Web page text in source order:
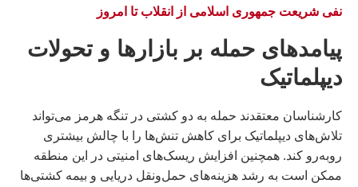
نفی شریعت جمهوری اسلامی از انقلاب تا امروز
پیامدهای حمله بر بازارها و تحولات
دیپلماتیک
کارشناسان معتقدند حمله به دو کشتی در تنگه هرمز می‌تواند
تلاش‌های دیپلماتیک برای کاهش تنش‌ها را با چالش بیشتری
روبه‌رو کند. همچنین افزایش ریسک‌های امنیتی در این منطقه
ممکن است به رشد هزینه‌های حمل‌ونقل دریایی و بیمه کشتی‌ها